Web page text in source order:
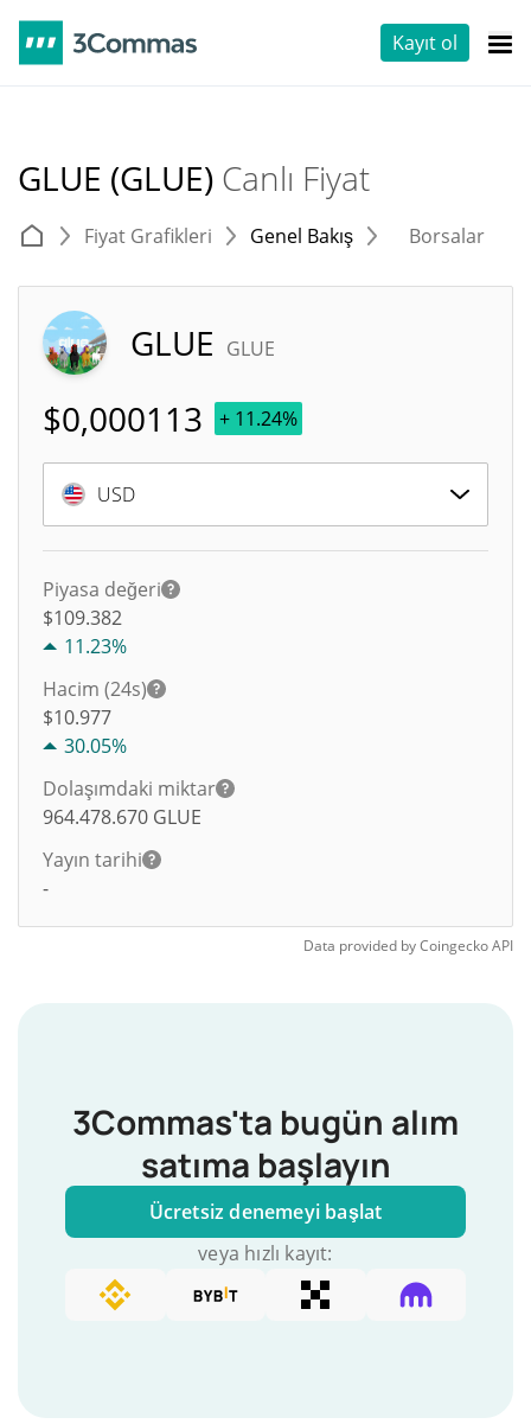
Kayıt ol
GLUE (GLUE) Canlı Fiyat
Fiyat Grafikleri Genel Bakış Borsalar
GLUE GLUE
$0,000113 + 11.24%
USD
Piyasa değeri
$109.382
11.23%
Hacim (24s)
$10.977
30.05%
Dolaşımdaki miktar
964.478.670 GLUE
Yayın tarihi
-
Data provided byCoingeckoAPI
3Commas'ta bugün alım
satıma başlayın
Ücretsiz denemeyi başlat
veya hızlı kayıt: